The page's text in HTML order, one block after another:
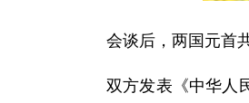
会谈后，两国元首
双方发表《中华人